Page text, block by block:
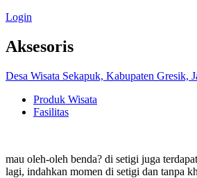
Login
Aksesoris
Desa Wisata Sekapuk, Kabupaten Gresik,
Produk Wisata
Fasilitas
mau oleh-oleh benda? di setigi juga
lagi, indahkan momen di setigi dan tanpa